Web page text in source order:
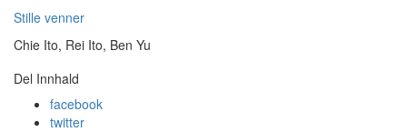
Stille venner
Chie Ito, Rei Ito, Ben Yu
Del Innhald
facebook
twitter